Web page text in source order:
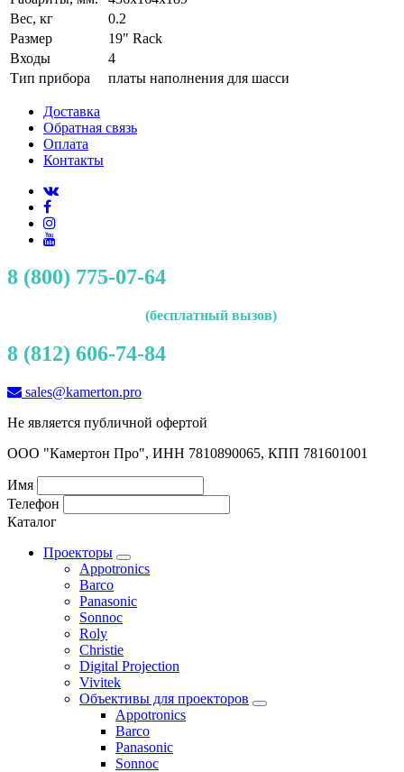
Вес, кг
0.2
Размер
19" Rack
Входы
4
Тип прибора
платы наполнения для шасси
Доставка
Обратная связь
Оплата
Контакты
8 (800) 775-07-64
(бесплатный вызов)
8 (812) 606-74-84
sales@kamerton.pro
Не является публичной офертой
ООО "Камертон Про", ИНН 7810890065, КПП 781601001
Имя
Телефон
Каталог
Проекторы
Appotronics
Barco
Panasonic
Sonnoc
Roly
Christie
Digital Projection
Vivitek
Объективы для проекторов
Appotronics
Barco
Panasonic
Sonnoc